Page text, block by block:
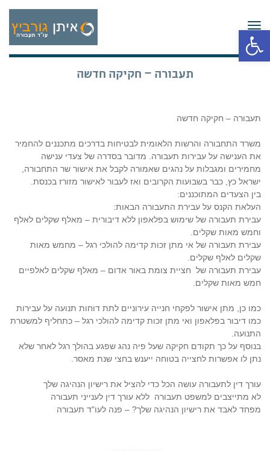
פתח סרגל נגישות
תפריט
תעבורה – חקיקה חדשה
תעבורה – חקיקה חדשה
משרד התחבורה והרשות הלאומית לבטיחות בדרכים מתכננים להחמיר
את הענישה על עבירות תעבורה. מדובר בסדרה של צעדי ענישה
מחמירים ומגבלות על נהגים שאמורה לקבל את אישור שר התחבורה,
ישראל כץ, כבר בשבועות הקרובים ואז לעבור לאישור מזורז בכנסת.
בין הצעדים המתוכננים:
העלאת הקנס על עבירת התעבורה הבאות:
עבירת תעבורה של שימוש בפלאפון ללא דיבורית – מאלף שקלים לאלף
וחמש מאות שקלים.
עבירת תעבורה של אי מתן זכות קדימה להולכי רגל – מחמש מאות
שקלים לאלף שקלים.
עבירת תעבורה של חציית צומת באור אדום – מאלף שקלים לאלפיים
חמש מאות שקלים.
כמו כן, מתן אישור לפקחי חנייה עירוניים לתת דוחות תנועה על עבירות
כמו דיבור בפלאפון ואי מתן זכות קדימה להולכי רגל – כתחליף למשטרת
התנועה.
בנוסף על כך תקודם חקיקה שעל פיה נהג שפגע בהולך רגל לאחר שלא
נתן לו אפשרות לחצייה בטוחה ייענש בחצי שנת מאסר.
עורך דין לתעבורה עושה הכל כדי להציל את רישיון הנהיגה שלך
לא מתייצבים למשפט תעבורה ללא עורך דין לענייני תעבורה
מפחד לאבד את רישיון הנהיגה שלך? – פנה לעו"ד תעבורה